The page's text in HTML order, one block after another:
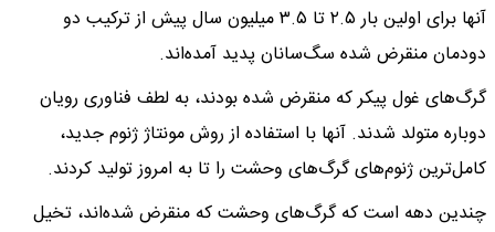
آنها برای اولین بار ۲.۵ تا ۳.۵ میلیون سال پیش از ترکیب دو
دودمان منقرض شده سگ‌سانان پدید آمده‌اند.
گرگ‌های غول پیکر که منقرض شده بودند، به لطف فناوری رویان
دوباره متولد شدند. آنها با استفاده از روش مونتاژ ژنوم جدید،
کامل‌ترین ژنوم‌های گرگ‌های وحشت را تا به امروز تولید کردند.
چندین دهه است که گرگ‌های وحشت که منقرض شده‌اند، تخیل